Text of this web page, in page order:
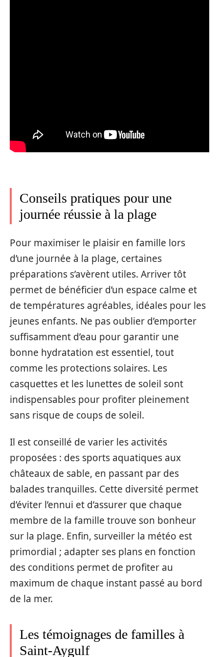
Conseils pratiques pour une
journée réussie à la plage
Pour maximiser le plaisir en famille lors
d’une journée à la plage, certaines
préparations s’avèrent utiles. Arriver tôt
permet de bénéficier d’un espace calme et
de températures agréables, idéales pour les
jeunes enfants. Ne pas oublier d’emporter
suffisamment d’eau pour garantir une
bonne hydratation est essentiel, tout
comme les protections solaires. Les
casquettes et les lunettes de soleil sont
indispensables pour profiter pleinement
sans risque de coups de soleil.
Il est conseillé de varier les activités
proposées : des sports aquatiques aux
châteaux de sable, en passant par des
balades tranquilles. Cette diversité permet
d’éviter l’ennui et d’assurer que chaque
membre de la famille trouve son bonheur
sur la plage. Enfin, surveiller la météo est
primordial ; adapter ses plans en fonction
des conditions permet de profiter au
maximum de chaque instant passé au bord
de la mer.
Les témoignages de familles à
Saint-Aygulf